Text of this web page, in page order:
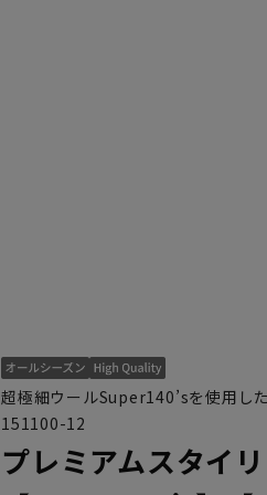
超極細ウールSuper140’sを使用し
151100-12
プレミアムスタイ